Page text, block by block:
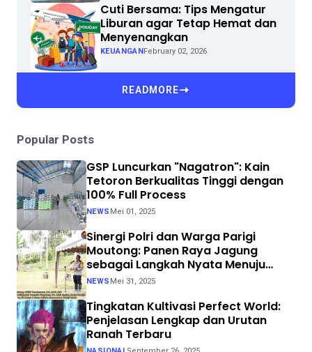
Cuti Bersama: Tips Mengatur
Liburan agar Tetap Hemat dan
Menyenangkan
KEUANGANFebruary 02, 2026
READMORE
Popular Posts
GSP Luncurkan "Nagatron": Kain
Tetoron Berkualitas Tinggi dengan
100% Full Process
NEWS Mei 01, 2025
Sinergi Polri dan Warga Parigi
Moutong: Panen Raya Jagung
sebagai Langkah Nyata Menuju
Swasembada Pangan
NEWS Mei 31, 2025
Tingkatan Kultivasi Perfect World:
Penjelasan Lengkap dan Urutan
Ranah Terbaru